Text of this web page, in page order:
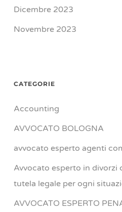
Dicembre 2023
Novembre 2023
CATEGORIE
Accounting
AVVOCATO BOLOGNA
avvocato esperto agenti
Avvocato esperto in divorzi
tutela legale per ogni
AVVOCATO ESPERTO